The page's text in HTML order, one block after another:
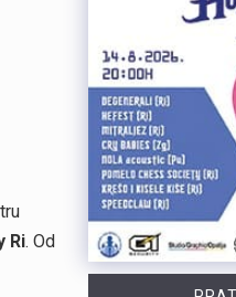
Ri. Od